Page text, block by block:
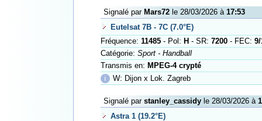
Signalé par Mars72le 28/03/2026 à 17:53
Eutelsat 7B - 7C (7.0°E)
Fréquence: 11485- Pol: H - SR: 7200- FEC: 9/
Catégorie: Sport - Handball
Transmis en: MPEG-4 crypté
ℹ
W: Dijon x Lok. Zagreb
Signalé par stanley_cassidyle 28/03/2026 à
Astra 1 (19.2°E)